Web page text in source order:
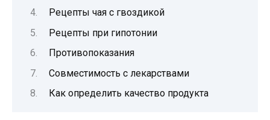
Рецепты чая с гвоздикой
Рецепты при гипотонии
Противопоказания
Совместимость с лекарствами
Как определить качество продукта